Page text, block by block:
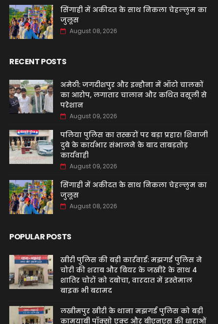
सिंगाही में अकीदत के साथ निकला चेहल्लुम का
जुलूस
August 08, 2026
RECENT POSTS
अमेठी: जगदीशपुर और इन्हौना में ऑटो चालकों
का आरोप, लगातार चालान और कथित वसूली से
परेशान
August 09, 2026
पलिया पुलिस का तस्करों पर बड़ा प्रहार! शिवाजी
दुबे के कार्यभार संभालने के बाद ताबड़तोड़
कार्यवाही
August 09, 2026
सिंगाही में अकीदत के साथ निकला चेहल्लुम का
जुलूस
August 08, 2026
POPULAR POSTS
खीरी पुलिस की बड़ी कार्रवाई: मझगई पुलिस ने
चोरी की शराब और बियर के जखीरे के साथ 4
शातिर चोरों को दबोचा, वारदात में इस्तेमाल
बाइक भी बरामद
लखीमपुर खीरी के थाना मझगई पुलिस को बड़ी
कामयाबी पॉक्सो एक्ट और बीएनएस की धाराओं